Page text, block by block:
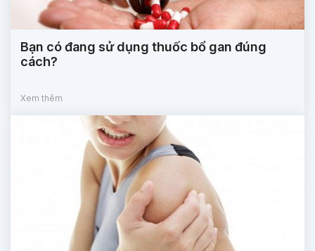
Bạn có đang sử dụng thuốc bổ gan đúng
cách?
Xem thêm